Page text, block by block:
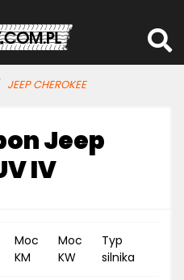
JEEP CHEROKEE
Jeep
IV
Moc
KM
Moc
KW
Typ
silnika